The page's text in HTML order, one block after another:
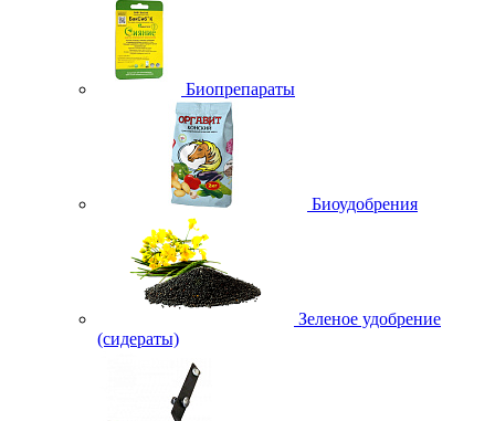
Биопрепараты
Биоудобрения
Зеленое удобрение
(сидераты)